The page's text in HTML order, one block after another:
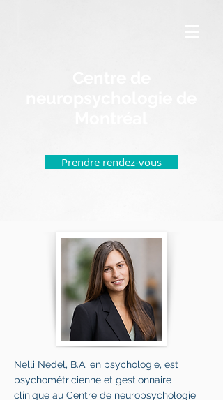
Prendre rendez-vous
Nelli Nedel, B.A. en psychologie, est
psychométricienne et gestionnaire
clinique au Centre de neuropsychologie